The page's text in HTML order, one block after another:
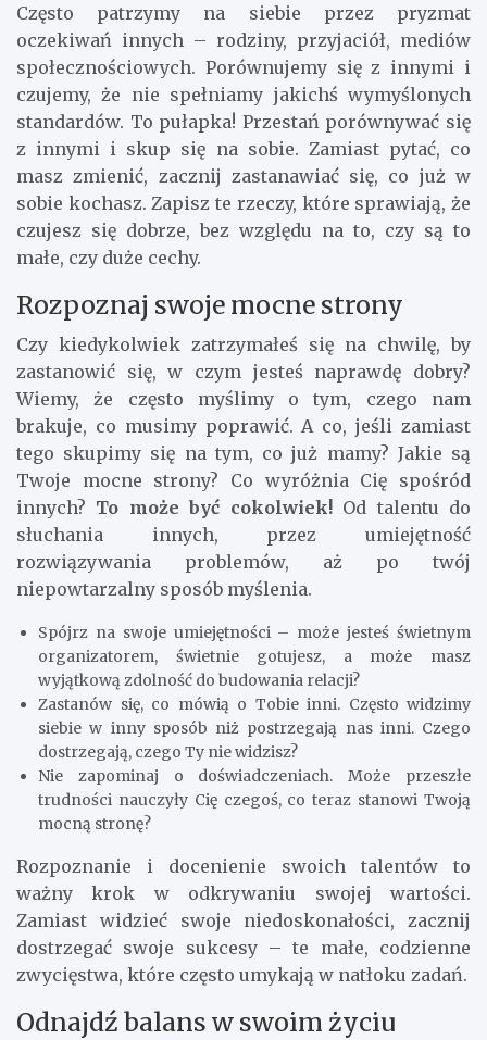
Często patrzymy na siebie przez pryzmat
oczekiwań innych – rodziny, przyjaciół, mediów
społecznościowych. Porównujemy się z innymi i
czujemy, że nie spełniamy jakichś wymyślonych
standardów. To pułapka! Przestań porównywać się
z innymi i skup się na sobie. Zamiast pytać, co
masz zmienić, zacznij zastanawiać się, co już w
sobie kochasz. Zapisz te rzeczy, które sprawiają, że
czujesz się dobrze, bez względu na to, czy są to
małe, czy duże cechy.
Rozpoznaj swoje mocne strony
Czy kiedykolwiek zatrzymałeś się na chwilę, by
zastanowić się, w czym jesteś naprawdę dobry?
Wiemy, że często myślimy o tym, czego nam
brakuje, co musimy poprawić. A co, jeśli zamiast
tego skupimy się na tym, co już mamy? Jakie są
Twoje mocne strony? Co wyróżnia Cię spośród
innych? To może być cokolwiek!Od talentu do
słuchania innych, przez umiejętność
rozwiązywania problemów, aż po twój
niepowtarzalny sposób myślenia.
Spójrz na swoje umiejętności – może jesteś świetnym
organizatorem, świetnie gotujesz, a może masz
wyjątkową zdolność do budowania relacji?
Zastanów się, co mówią o Tobie inni. Często widzimy
siebie w inny sposób niż postrzegają nas inni. Czego
dostrzegają, czego Ty nie widzisz?
Nie zapominaj o doświadczeniach. Może przeszłe
trudności nauczyły Cię czegoś, co teraz stanowi Twoją
mocną stronę?
Rozpoznanie i docenienie swoich talentów to
ważny krok w odkrywaniu swojej wartości.
Zamiast widzieć swoje niedoskonałości, zacznij
dostrzegać swoje sukcesy – te małe, codzienne
zwycięstwa, które często umykają w natłoku zadań.
Odnajdź balans w swoim życiu